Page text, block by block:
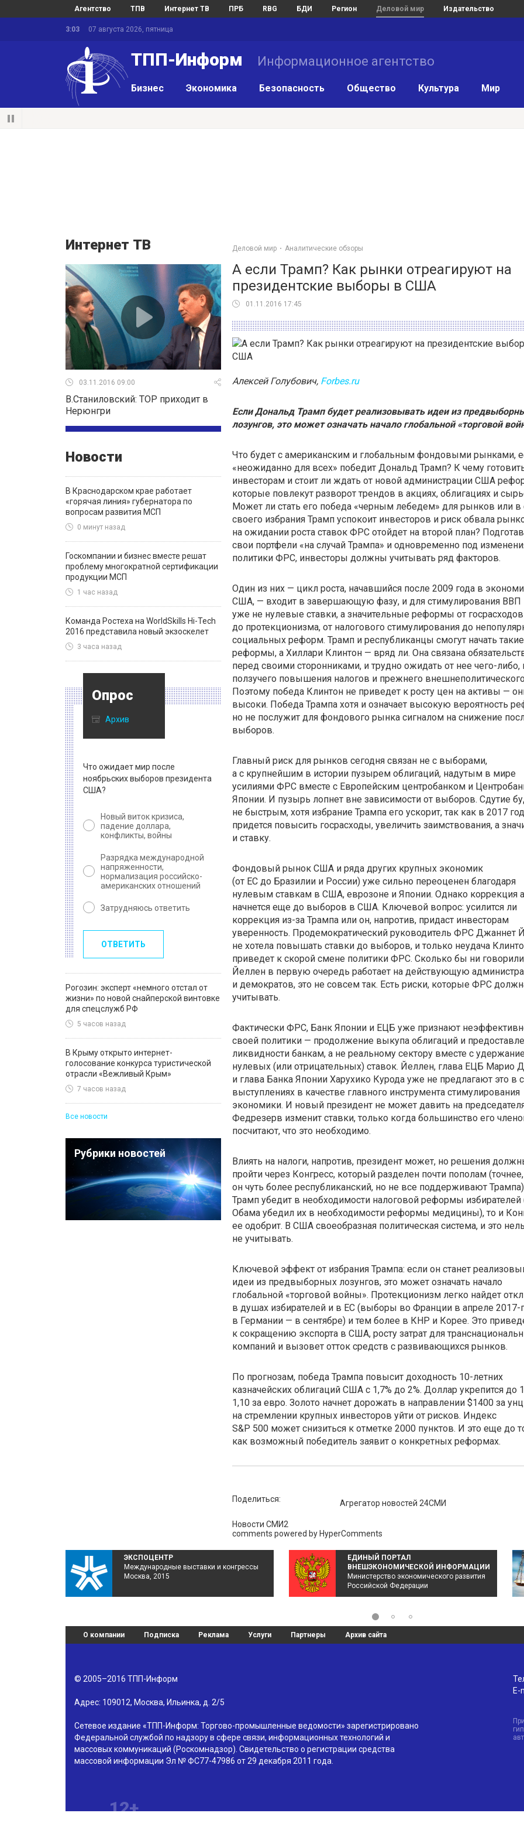
Агентство ТПВ Интернет ТВ ПРБ RBG БДИ Регион Деловой мир Издательство
3:03 07 августа 2026, пятница
ТПП-Информ Информационное агентство
Бизнес Экономика Безопасность Общество Культура Мир
Интернет ТВ
03.11.2016 09:00
В.Станиловский: ТОР приходит в
Нерюнгри
Новости
В Краснодарском крае работает
«горячая линия» губернатора по
вопросам развития МСП
0 минут назад
Госкомпании и бизнес вместе решат
проблему многократной сертификации
продукции МСП
1 час назад
Команда Ростеха на WorldSkills Hi-Tech
2016 представила новый экзоскелет
3 часа назад
Опрос
Архив
Что ожидает мир после
ноябрьских выборов президента
США?
Новый виток кризиса,
падение доллара,
конфликты, войны
Разрядка международной
напряженности,
нормализация российско-
американских отношений
Затрудняюсь ответить
ОТВЕТИТЬ
Рогозин: эксперт «немного отстал от
жизни» по новой снайперской винтовке
для спецслужб РФ
5 часов назад
В Крыму открыто интернет-
голосование конкурса туристической
отрасли «Вежливый Крым»
7 часов назад
Все новости
Рубрики новостей
Деловой мир Аналитические обзоры
А если Трамп? Как рынки отреагируют на
президентские выборы в США
01.11.2016 17:45
Алексей Голубович, Forbes.ru
Если Дональд Трамп будет реализовывать идеи из
лозунгов, это может означать начало глобальной «торговой
Что будет с американским и глобальным фондовыми рынками,
«неожиданно для всех» победит Дональд Трамп? К чему
инвесторам и стоит ли ждать от новой администрации США
которые повлекут разворот трендов в акциях, облигациях и
Может ли стать его победа «черным лебедем» для рынков или в
своего избрания Трамп успокоит инвесторов и риск обвала
на ожидании роста ставок ФРС отойдет на второй план?
свои портфели «на случай Трампа» и одновременно под
политики ФРС, инвесторы должны учитывать ряд факторов.
Один из них — цикл роста, начавшийся после 2009 года в
США, — входит в завершающую фазу, и для стимулирования
уже не нулевые ставки, а значительные реформы от госрасходов
до протекционизма, от налогового стимулирования до
социальных реформ. Трамп и республиканцы смогут начать такие
реформы, а Хиллари Клинтон — вряд ли. Она связана
перед своими сторонниками, и трудно ожидать от нее чего-либо,
ползучего повышения налогов и прежнего
Поэтому победа Клинтон не приведет к росту цен на активы —
высоки. Победа Трампа хотя и означает высокую вероятность
но не послужит для фондового рынка сигналом на снижение
выборов.
Главный риск для рынков сегодня связан не с выборами,
а с крупнейшим в истории пузырем облигаций, надутым в мире
усилиями ФРС вместе с Европейским центробанком и
Японии. И пузырь лопнет вне зависимости от выборов. Сдутие
не быстрым, хотя избрание Трампа его ускорит, так как в 2017
придется повысить госрасходы, увеличить заимствования, а
и ставку.
Фондовый рынок США и ряда других крупных экономик
(от ЕС до Бразилии и России) уже сильно переоценен благодаря
нулевым ставкам в США, еврозоне и Японии. Однако коррекция
начнется еще до выборов в США. Ключевой вопрос: усилится ли
коррекция из-заТрампа или он, напротив, придаст инвесторам
уверенность. Продемократический руководитель ФРС Джаннет
не хотела повышать ставки до выборов, и только неудача
приведет к скорой смене политики ФРС. Сколько бы ни
Йеллен в первую очередь работает на действующую
и демократов, это не совсем так. Есть риски, которые ФРС
учитывать.
Фактически ФРС, Банк Японии и ЕЦБ уже признают
своей политики — продолжение выкупа облигаций и
ликвидности банкам, а не реальному сектору вместе с
нулевых (или отрицательных) ставок. Йеллен, глава ЕЦБ Марио
и глава Банка Японии Харухико Курода уже не предлагают это в
выступлениях в качестве главного инструмента стимулирования
экономики. И новый президент не может давить на
Федрезерв изменит ставки, только когда большинство его
посчитают, что это необходимо.
Влиять на налоги, напротив, президент может, но решения
пройти через Конгресс, который разделен почти пополам (точнее,
он чуть более республиканский, но не все поддерживают
Трамп убедит в необходимости налоговой реформы избирателей
Обама убедил их в необходимости реформы медицины), то и
ее одобрит. В США своеобразная политическая система, и это
не учитывать.
Ключевой эффект от избрания Трампа: если он станет
идеи из предвыборных лозунгов, это может означать начало
глобальной «торговой войны». Протекционизм легко найдет
в душах избирателей и в ЕС (выборы во Франции в апреле 2017-
в Германии — в сентябре) и тем более в КНР и Корее. Это
к сокращению экспорта в США, росту затрат для
компаний и вызовет отток средств с развивающихся рынков.
По прогнозам, победа Трампа повысит доходность 10-летних
казначейских облигаций США с 1,7% до 2%. Доллар укрепится до
1,10 за евро. Золото начнет дорожать в направлении $1400 за
на стремлении крупных инвесторов уйти от рисков. Индекс
S&P 500 может снизиться к отметке 2000 пунктов. И это еще до
как возможный победитель заявит о конкретных реформах.
Поделиться: Агрегатор новостей 24СМИ
Новости СМИ2
comments powered by HyperComments
ЭКСПОЦЕНТР
Международные выставки и конгрессы
Москва, 2015
ЕДИНЫЙ ПОРТАЛ
ВНЕШЭКОНОМИЧЕСКОЙ ИНФОРМАЦИИ
Министерство экономического развития
Российской Федерации
О компании Подписка Реклама Услуги Партнеры Архив сайта
© 2005–2016 ТПП-Информ
Адрес: 109012, Москва, Ильинка, д. 2/5
Сетевое издание «ТПП-Информ: Торгово-промышленные ведомости» зарегистрировано
Федеральной службой по надзору в сфере связи, информационных технологий и
массовых коммуникаций (Роскомнадзор). Свидетельство о регистрации средства
массовой информации Эл № ФС77-47986 от 29 декабря 2011 года.
12+
E-